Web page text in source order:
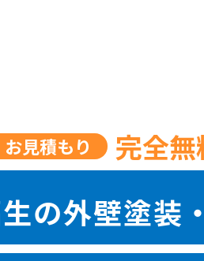
見積もり 完全
の外壁塗装